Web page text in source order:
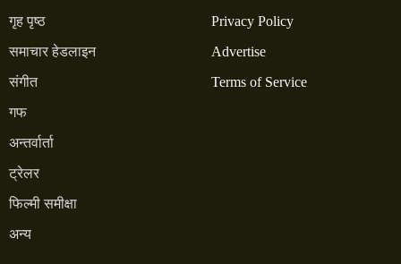
गृह पृष्ठ
समाचार हेडलाइन
संगीत
गफ
अन्तर्वार्ता
ट्रेलर
फिल्मी समीक्षा
अन्य
Privacy Policy
Advertise
Terms of Service